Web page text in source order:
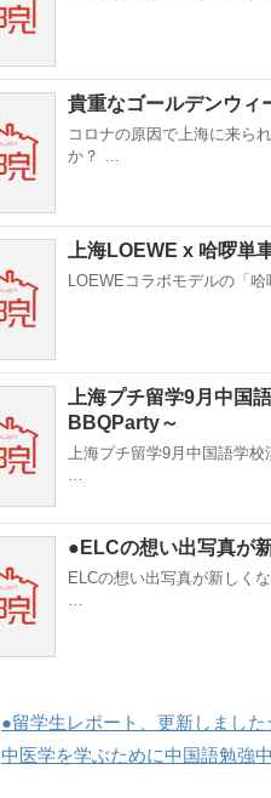
貴重なゴールデンウィ
コロナの原因で上海に来ら
か？ …
上海LOEWE x 哈啰単
LOEWEコラボモデルの「
上海プチ留学9月中国
BBQParty～
上海プチ留学9月中国語学
…
●ELCの想い出写真が
ELCの想い出写真が新しく
…
●留学生レポート、更新しまし
中医学を学ぶために中国語勉強